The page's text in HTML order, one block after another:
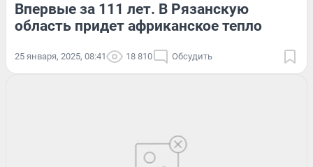
Впервые за 111 лет. В Рязанскую
область придет африканское тепло
25 января, 2025, 08:41 18 810 Обсудить